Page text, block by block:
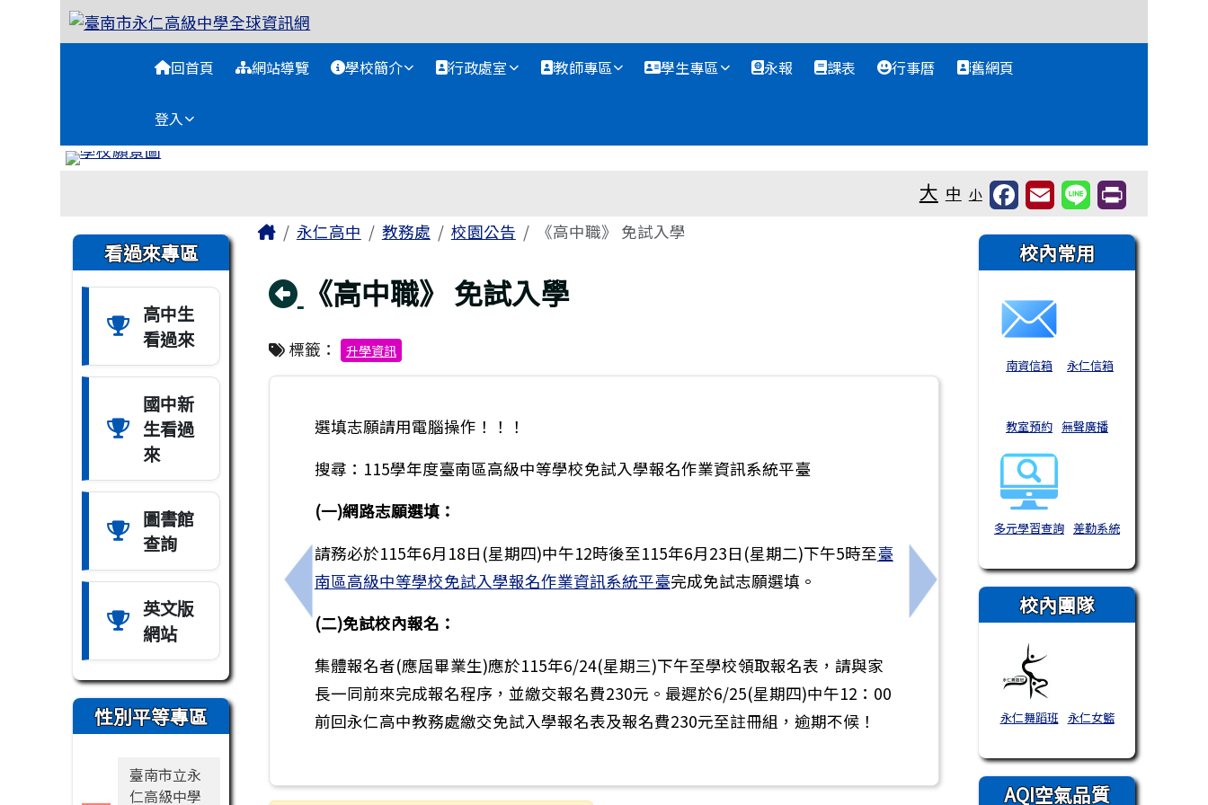
跳至主內容區
臺南市永仁高級中學全球資訊網
回首頁 網站導覽 學校簡介 行政處室 教師專區 學生專區 永報 課表 行事曆 舊網頁
登入
大 中 小
左邊區域內容
看過來專區
高中生
看過來
國中新
生看過
來
圖書館
查詢
英文版
網站
性別平等專區
臺南市立永
仁高級中學
主內容區域
Home永仁高中 教務處 校園公告 《高中職》 免試入學
回上頁
《高中職》 免試入學
標籤： 升學資訊
上一筆：轉知銘傳大學辦理「115年度中小學雙語教學在職教師增能學分班」
選填志願請用電腦操作！！！
搜尋：115學年度臺南區高級中等學校免試入學報名作業資訊系統平臺
(一)網路志願選填：
請務必於115年6月18日(星期四)中午12時後至115年6月23日(星期二)下午5時至臺
南區高級中等學校免試入學報名作業資訊系統平臺完成免試志願選填。
(二)免試校內報名：
集體報名者(應屆畢業生)應於115年6/24(星期三)下午至學校領取報名表，請與家
長一同前來完成報名程序，並繳交報名費230元。最遲於6/25(星期四)中午12：00
前回永仁高中教務處繳交免試入學報名表及報名費230元至註冊組，逾期不候！
下一筆：轉知教育部「高級中等以下學
右邊區域內容
校內常用
南資信箱 永仁信箱
教室預約 無聲廣播
多元學習查詢 差勤系統
校內團隊
永仁舞蹈班 永仁女籃
AQI空氣品質
頁尾區域